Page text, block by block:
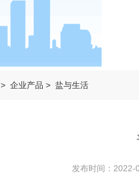
> 企业产品 > 盐与生活
发布时间：2022-